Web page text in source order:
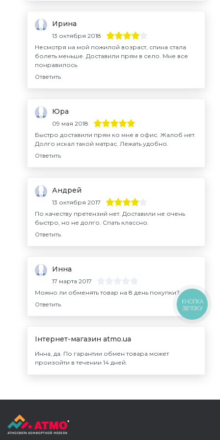
Ирина
13 октября 2018
Несмотря на мой пожилой возраст, спина стала
болеть меньше. Доставили прям в село. Мне все
понравилось.
Ответить
Юра
09 мая 2018
Быстро доставили прям ко мне в офис. Жалоб нет.
Долго искал такой матрас. Лежать удобно.
Ответить
Андрей
13 октября 2017
По качеству претензий нет. Доставили не очень
быстро, но не долго. Спать классно.
Ответить
Инна
17 марта 2017
Можно ли обменять товар на 8 день покупки?
Ответить
Інтернет-магазин atmo.ua
Инна, да. По гарантии обмен товара может
произойти в течении 14 дней.
КНОПКА
ЗВ'ЯЗКУ